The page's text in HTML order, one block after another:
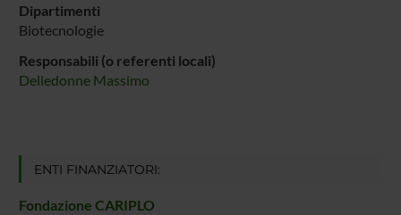
Dipartimenti
Biotecnologie
Responsabili (o referenti locali)
Delledonne Massimo
ENTI FINANZIATORI:
Fondazione CARIPLO